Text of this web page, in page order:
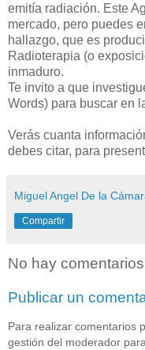
emitía radiación. Este
mercado, pero puedes
hallazgo, que es
Radioterapia (o
inmaduro.
Te invito a que
Words) para buscar en
Verás cuanta
debes citar, para
Miguel Angel De la
Compartir
No hay
Publicar un
Para realizar comentarios
gestión del moderador